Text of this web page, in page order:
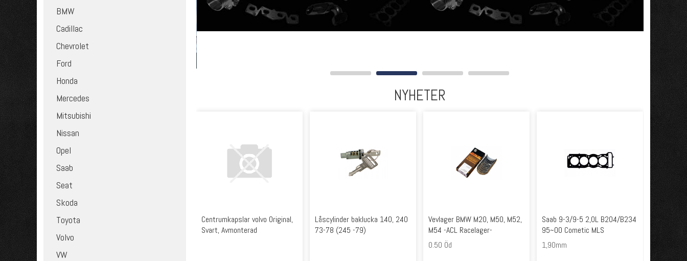
BMW
Cadillac
Chevrolet
Ford
Honda
Mercedes
Mitsubishi
Nissan
Opel
Saab
Seat
Skoda
Toyota
Volvo
VW
NYHETER
Centrumkapslar volvo Original,
Svart, Avmonterad
Låscylinder baklucka 140, 240
73-78 (245 -79)
Vevlager BMW M20, M50, M52,
M54 -ACL Racelager-
0.50 Öd
Saab 9-3/9-5 2,0L B204/B234
95~00 Cometic MLS
1,90mm